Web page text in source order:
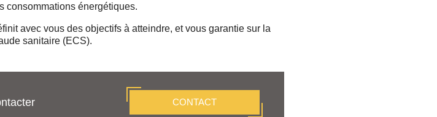
consommations énergétiques.
avec vous des objectifs à atteindre, et vous garantie sur la
sanitaire (ECS).
CONTACT